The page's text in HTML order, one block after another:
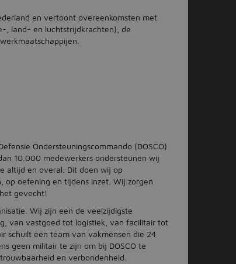
en vertoont overeenkomsten met
, land- en luchtstrijdkrachten), de
Ondersteuningscommando (DOSCO)
10.000 medewerkers ondersteunen wij
altijd en overal. Dit doen wij op
op oefening en tijdens inzet. Wij zorgen
gevecht!
Wij zijn een de veelzijdigste
van vastgoed tot logistiek, van facilitair tot
schuilt een team van vakmensen die 24
geen militair te zijn om bij DOSCO te
en verbondenheid.